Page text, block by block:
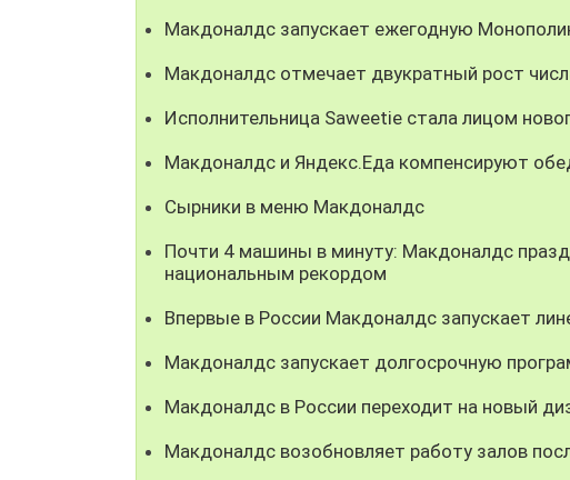
Макдоналдс запускает ежегодную
Макдоналдс отмечает двукратный рост
Исполнительница Saweetie стала лицом
Макдоналдс и Яндекс.Еда компенсируют
Сырники в меню Макдоналдс
Почти 4 машины в минуту: Макдоналдс
национальным рекордом
Впервые в России Макдоналдс запускает
Макдоналдс запускает долгосрочную
Макдоналдс в России переходит на новый
Макдоналдс возобновляет работу залов